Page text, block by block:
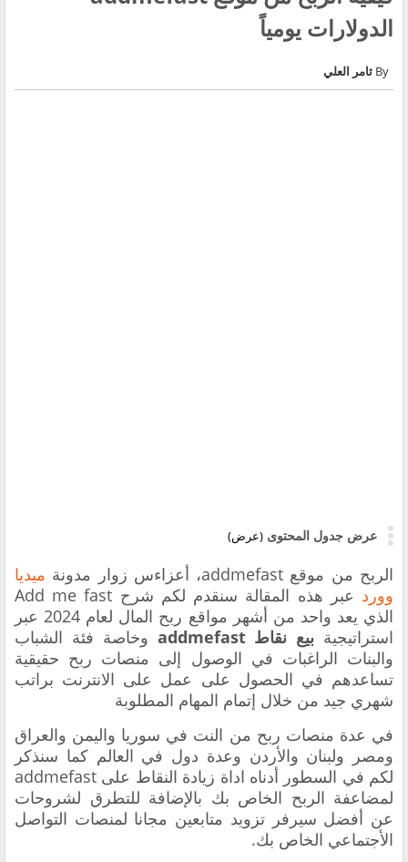
الدولارات يومياً
ثامر العلي
عرض جدول المحتوى (عرض)
الربح من موقع addmefast، أعزاءس زوار مدونة
ميديا
وورد عبر هذه المقالة سنقدم لكم شرح Add me fast
الذي يعد واحد من أشهر مواقع ربح المال لعام 2024 عبر
استراتيجية بيع نقاط addmefast
وخاصة فئة الشباب
والبنات الراغبات في الوصول إلى منصات ربح حقيقية
تساعدهم في الحصول على عمل على الانترنت براتب
شهري جيد من خلال إتمام المهام المطلوبة
في عدة منصات ربح من النت في سوريا واليمن والعراق
ومصر ولبنان والأردن وعدة دول في العالم كما سنذكر
لكم في السطور أدناه
اداة زيادة النقاط على addmefast
لمضاعفة الربح الخاص بك بالإضافة للتطرق لشروحات
عن أفضل سيرفر تزويد متابعين مجانا لمنصات التواصل
الأجتماعي الخاص بك.